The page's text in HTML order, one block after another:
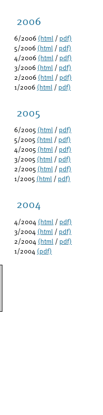
2006
6/2006 (html / pdf)
5/2006 (html / pdf)
4/2006 (html / pdf)
3/2006 (html / pdf)
2/2006 (html / pdf)
1/2006 (html / pdf)
2005
6/2005 (html / pdf)
5/2005 (html / pdf)
4/2005 (html / pdf)
3/2005 (html / pdf)
2/2005 (html / pdf)
1/2005 (html / pdf)
2004
4/2004 (html / pdf)
3/2004 (html / pdf)
2/2004 (html / pdf)
1/2004 (pdf)